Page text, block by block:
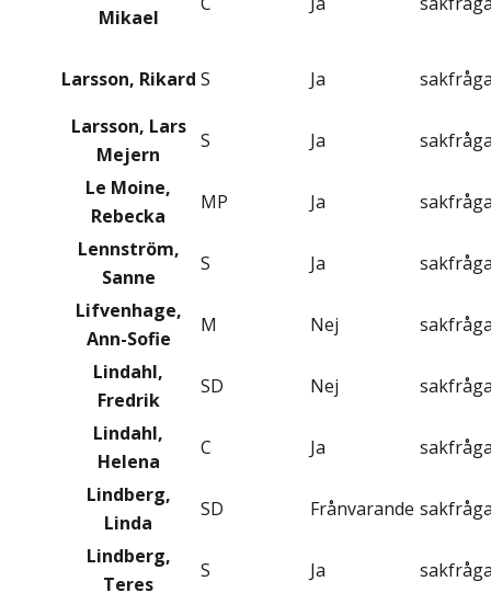
Mikael
Larsson, Rikard S Ja
Larsson, Lars
Mejern
S Ja
Le Moine,
Rebecka
MP Ja
Lennström,
Sanne
S Ja
Lifvenhage,
Ann-Sofie
M Nej
Lindahl,
Fredrik
SD Nej
Lindahl,
Helena
C Ja
Lindberg,
Linda
SD Frånvarande
Lindberg,
Teres
S Ja